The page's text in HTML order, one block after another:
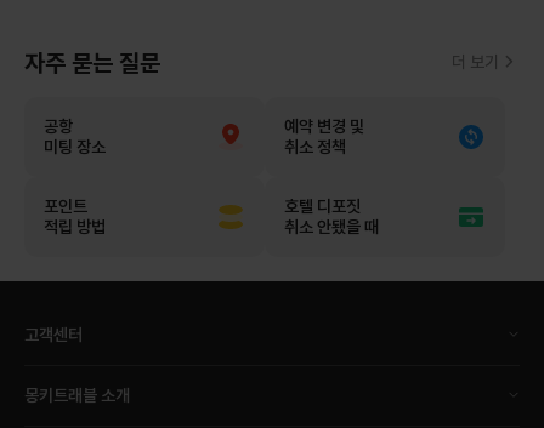
자주 묻는 질문 더 보기
공항
미팅 장소
예약 변경 및
취소 정책
포인트
적립 방법
호텔 디포짓
취소 안됐을 때
고객센터
몽키트래블 소개